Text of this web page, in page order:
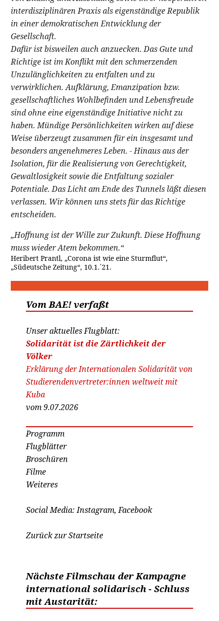
interdisziplinären Praxis als eigenständige Republik
in einer demokratischen Entwicklung der
Gesellschaft.
Dafür ist bisweilen auch anzuecken. Das Gute und
Richtige ist im Konflikt mit den schmerzenden
Unzulänglichkeiten zu entfalten und zu
verwirklichen. Aufklärung, Emanzipation bzw.
gesellschaftliches Wohlbefinden und Lebensfreude
sind ohne eine eigenständige Initiative nicht zu
haben. Mündige Persönlichkeiten wirken auf diese
Weise überzeugt zusammen für ein insgesamt und
besonders angenehmeres Leben. - Hinaus aus der
Isolation, für die Realisierung von Gerechtigkeit,
Gewaltlosigkeit sowie die Entfaltung sozialer
Potentiale. Das Licht am Ende des Tunnels läßt diesen
verlassen. Wir können uns stets für das Richtige
entscheiden.
„Hoffnung ist der Wille zur Zukunft. Diese Hoffnung
muss wieder Atem bekommen.“
Heribert Prantl, „Corona ist wie eine Sturmflut“,
„Südeutsche Zeitung“, 10.1.´21.
Vom BAE! verfaßt
Unser aktuelles Flugblatt:
Solidarität ist die Zärtlichkeit der
Völker
Erklärung der Internationalen Solidarität von
Studierendenvertreter:innen weltweit mit
Kuba
vom 9.07.2026
Programm
Flugblätter
Broschüren
Filme
Weiteres
Social Media:Instagram,Facebook
Zurück zur Startseite
Nächste Filmschau der Kampagne
international solidarisch - Schluss
mit Austarität: